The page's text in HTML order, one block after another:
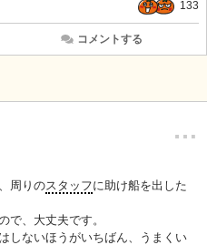
133
コメントする
…
周りのスタッフに助け船を出した
で、大丈夫です。
しないほうがいちばん、うまくい